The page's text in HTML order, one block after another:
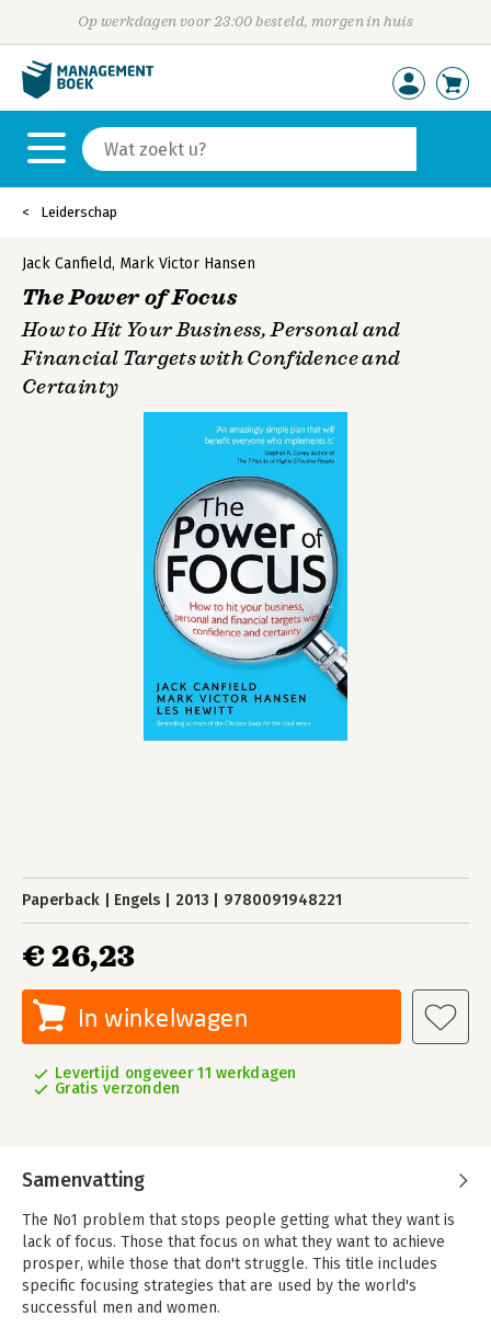
Op werkdagen voor 23:00 besteld, morgen in huis
Leiderschap
Jack Canfield, Mark Victor Hansen
The Power of Focus
How to Hit Your Business, Personal and
Financial Targets with Confidence and
Certainty
Paperback Engels 2013 9780091948221
€ 26,23
In winkelwagen
Levertijd ongeveer 11 werkdagen
Gratis verzonden
Samenvatting
The No1 problem that stops people getting what they want is
lack of focus. Those that focus on what they want to achieve
prosper, while those that don't struggle. This title includes
specific focusing strategies that are used by the world's
successful men and women.